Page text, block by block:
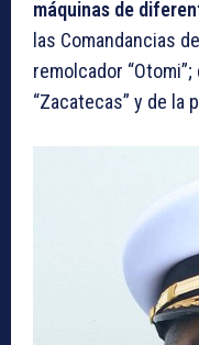
máquinas de
las Comandancias
remolcador
“Zacatecas” y de la